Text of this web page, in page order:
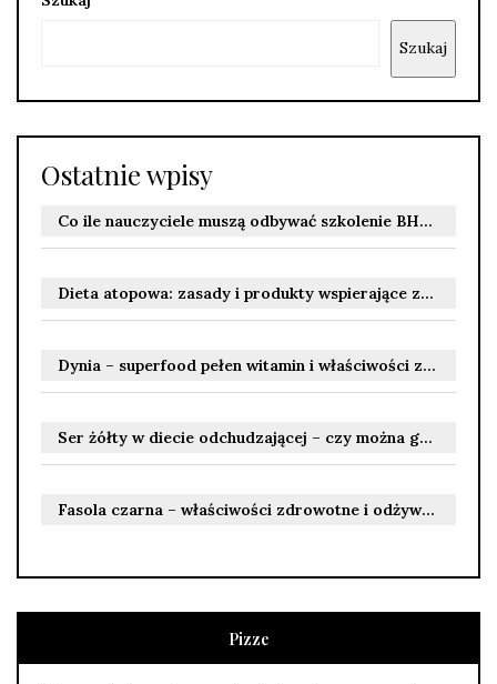
Szukaj
Ostatnie wpisy
Co ile nauczyciele muszą odbywać szkolenie BHP? Terminy szkoleń wstępnych i okresowych
Dieta atopowa: zasady i produkty wspierające zdrowie skóry
Dynia – superfood pełen witamin i właściwości zdrowotnych
Ser żółty w diecie odchudzającej – czy można go jeść?
Fasola czarna – właściwości zdrowotne i odżywcze dla Ciebie
Pizze